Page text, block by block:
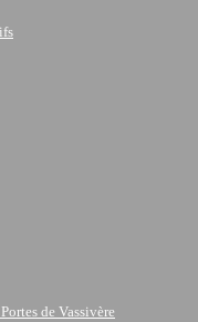
de Vassivère